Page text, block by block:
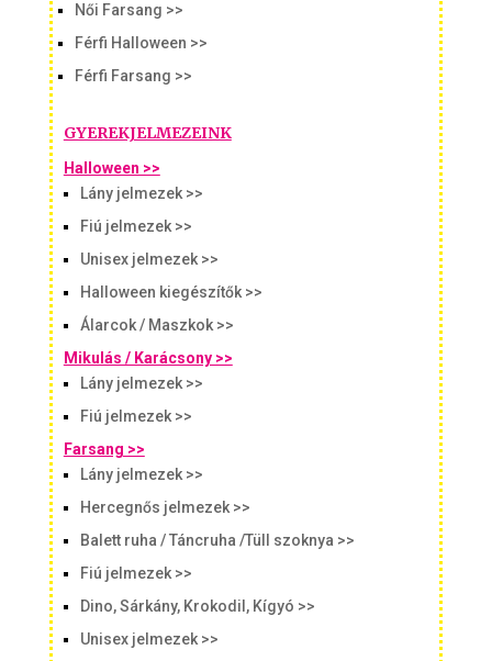
Női Farsang >>
Férfi Halloween >>
Férfi Farsang >>
GYEREKJELMEZEINK
Halloween >>
Lány jelmezek >>
Fiú jelmezek >>
Unisex jelmezek >>
Halloween kiegészítők >>
Álarcok / Maszkok >>
Mikulás / Karácsony >>
Lány jelmezek >>
Fiú jelmezek >>
Farsang >>
Lány jelmezek >>
Hercegnős jelmezek >>
Balett ruha / Táncruha /Tüll szoknya >>
Fiú jelmezek >>
Dino, Sárkány, Krokodil, Kígyó >>
Unisex jelmezek >>